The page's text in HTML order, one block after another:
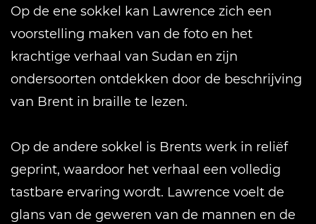
Op de ene sokkel kan Lawrence zich een
voorstelling maken van de foto en het
krachtige verhaal van Sudan en zijn
ondersoorten ontdekken door de beschrijving
van Brent in braille te lezen.
Op de andere sokkel is Brents werk in reliëf
geprint, waardoor het verhaal een volledig
tastbare ervaring wordt. Lawrence voelt de
glans van de geweren van de mannen en de